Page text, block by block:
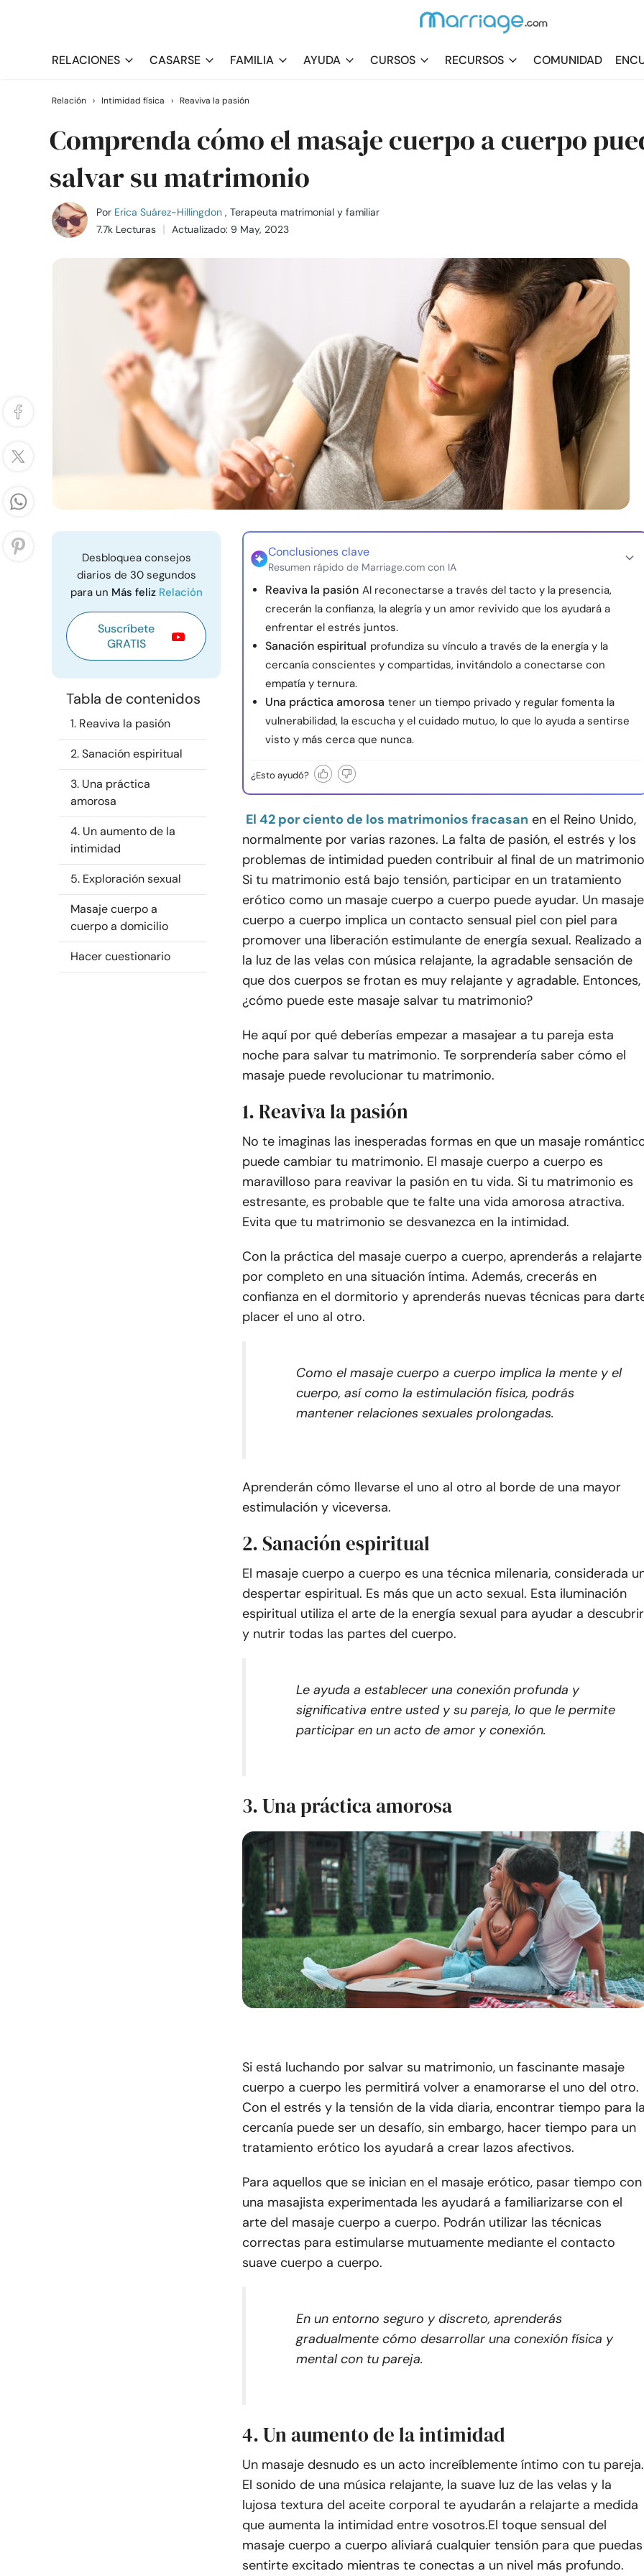
RELACIONES CASARSE FAMILIA AYUDA CURSOS RECURSOS COMUNIDAD
Relación › Intimidad física › Reaviva la pasión
Comprenda cómo el masaje cuerpo a cuerpo
salvar su matrimonio
Por Erica Suárez-Hillingdon , Terapeuta matrimonial y familiar
7.7k Lecturas
Actualizado: 9 May, 2023
Desbloquea consejos
diarios de 30 segundos
para un Más feliz Relación
Suscríbete
GRATIS
Tabla de contenidos
1. Reaviva la pasión
2. Sanación espiritual
3. Una práctica
amorosa
4. Un aumento de la
intimidad
5. Exploración sexual
Masaje cuerpo a
cuerpo a domicilio
Hacer cuestionario
Conclusiones clave
Resumen rápido de Marriage.com con IA
Reaviva la pasión Al reconectarse a través del tacto y la presencia,
crecerán la confianza, la alegría y un amor revivido que los ayudará a
enfrentar el estrés juntos.
Sanación espiritual profundiza su vínculo a través de la energía y la
cercanía conscientes y compartidas, invitándolo a conectarse con
empatía y ternura.
Una práctica amorosa tener un tiempo privado y regular fomenta la
vulnerabilidad, la escucha y el cuidado mutuo, lo que lo ayuda a sentirse
visto y más cerca que nunca.
¿Esto ayudó?
El 42 por ciento de los matrimonios fracasan en el Reino Unido,
normalmente por varias razones. La falta de pasión, el estrés y los
problemas de intimidad pueden contribuir al final de un
Si tu matrimonio está bajo tensión, participar en un tratamiento
erótico como un masaje cuerpo a cuerpo puede ayudar. Un masaje
cuerpo a cuerpo implica un contacto sensual piel con piel para
promover una liberación estimulante de energía sexual. Realizado a
la luz de las velas con música relajante, la agradable sensación de
que dos cuerpos se frotan es muy relajante y agradable. Entonces,
¿cómo puede este masaje salvar tu matrimonio?
He aquí por qué deberías empezar a masajear a tu pareja esta
noche para salvar tu matrimonio. Te sorprendería saber cómo el
masaje puede revolucionar tu matrimonio.
1. Reaviva la pasión
No te imaginas las inesperadas formas en que un masaje
puede cambiar tu matrimonio. El masaje cuerpo a cuerpo es
maravilloso para reavivar la pasión en tu vida. Si tu matrimonio es
estresante, es probable que te falte una vida amorosa atractiva.
Evita que tu matrimonio se desvanezca en la intimidad.
Con la práctica del masaje cuerpo a cuerpo, aprenderás a relajarte
por completo en una situación íntima. Además, crecerás en
confianza en el dormitorio y aprenderás nuevas técnicas para
placer el uno al otro.
Como el masaje cuerpo a cuerpo implica la mente y el
cuerpo, así como la estimulación física, podrás
mantener relaciones sexuales prolongadas.
Aprenderán cómo llevarse el uno al otro al borde de una mayor
estimulación y viceversa.
2. Sanación espiritual
El masaje cuerpo a cuerpo es una técnica milenaria, considerada
despertar espiritual. Es más que un acto sexual. Esta iluminación
espiritual utiliza el arte de la energía sexual para ayudar a descubrir
y nutrir todas las partes del cuerpo.
Le ayuda a establecer una conexión profunda y
significativa entre usted y su pareja, lo que le permite
participar en un acto de amor y conexión.
3. Una práctica amorosa
Si está luchando por salvar su matrimonio, un fascinante masaje
cuerpo a cuerpo les permitirá volver a enamorarse el uno del otro.
Con el estrés y la tensión de la vida diaria, encontrar tiempo para
cercanía puede ser un desafío, sin embargo, hacer tiempo para un
tratamiento erótico los ayudará a crear lazos afectivos.
Para aquellos que se inician en el masaje erótico, pasar tiempo con
una masajista experimentada les ayudará a familiarizarse con el
arte del masaje cuerpo a cuerpo. Podrán utilizar las técnicas
correctas para estimularse mutuamente mediante el contacto
suave cuerpo a cuerpo.
En un entorno seguro y discreto, aprenderás
gradualmente cómo desarrollar una conexión física y
mental con tu pareja.
4. Un aumento de la intimidad
Un masaje desnudo es un acto increíblemente íntimo con tu pareja.
El sonido de una música relajante, la suave luz de las velas y la
lujosa textura del aceite corporal te ayudarán a relajarte a medida
que aumenta la intimidad entre vosotros.El toque sensual del
masaje cuerpo a cuerpo aliviará cualquier tensión para que puedas
sentirte excitado mientras te conectas a un nivel más profundo.